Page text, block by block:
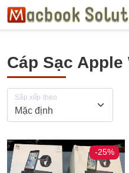
Cáp Sạc Apple
Sắp xếp theo
-25%